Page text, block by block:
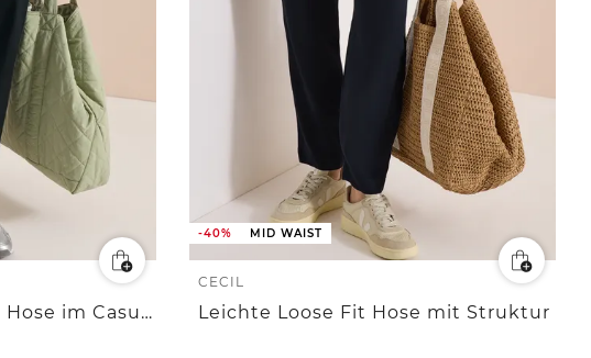
Mid Waist Barrel Leg Hose im Casual Fit
-40% MID WAIST
CECIL
Leichte Loose Fit Hose mit Struktur